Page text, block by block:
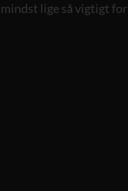
mindst lige så vigtigt